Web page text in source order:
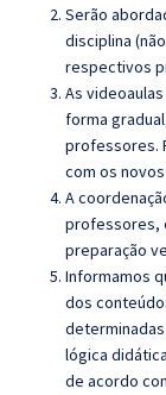
Serão
disciplina
respectivos
As
forma
professores.
com os
A
professores,
preparação
Informamos
dos
lógica
de acordo